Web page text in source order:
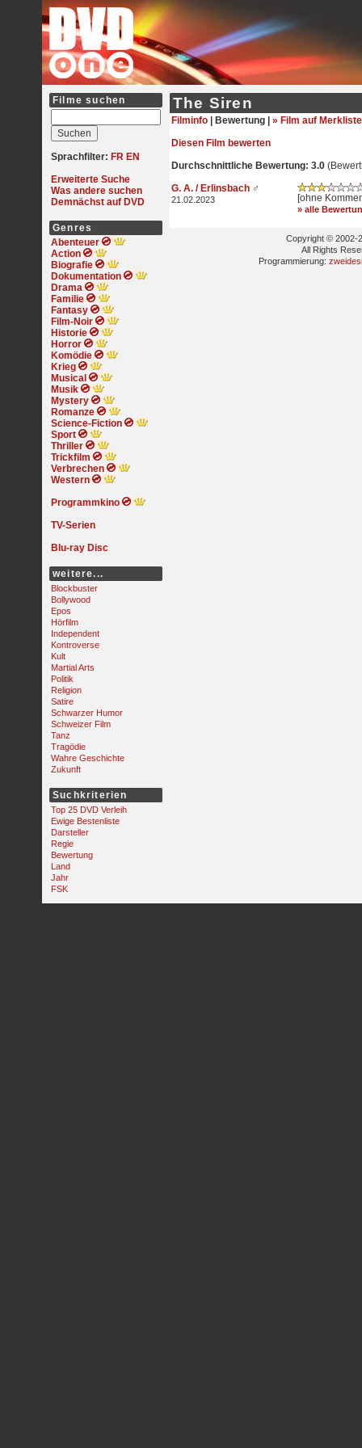
Filme suchen
Sprachfilter: FR EN
Erweiterte Suche
Was andere suchen
Demnächst auf DVD
Genres
Abenteuer
Action
Biografie
Dokumentation
Drama
Familie
Fantasy
Film-Noir
Historie
Horror
Komödie
Krieg
Musical
Musik
Mystery
Romanze
Science-Fiction
Sport
Thriller
Trickfilm
Verbrechen
Western
Programmkino
TV-Serien
Blu-ray Disc
weitere...
Blockbuster
Bollywood
Epos
Hörfilm
Independent
Kontroverse
Kult
Martial Arts
Politik
Religion
Satire
Schwarzer Humor
Schweizer Film
Tanz
Tragödie
Wahre Geschichte
Zukunft
Suchkriterien
Top 25 DVD Verleih
Ewige Bestenliste
Darsteller
Regie
Bewertung
Land
Jahr
FSK
The Siren
Filminfo Bewertung | » Film auf Merkliste
Diesen Film bewerten
Durchschnittliche Bewertung: 3.0
G. A. / Erlinsbach ♂
21.02.2023 [ohne
» alle
Copyright © 2002-
All Rights
Programmierung: